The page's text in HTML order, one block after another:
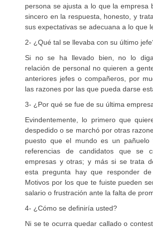
persona se ajusta a lo que la empresa
sincero en la respuesta, honesto, y
sus expectativas se adecuana a lo que
2- ¿Qué tal se llevaba con su último
Si no se ha llevado bien, no lo
relación de personal no quieren a
anteriores jefes o compañeros, por
las razones por las que pueda darse
3- ¿Por qué se fue de su última
Evindentemente, lo primero que
despedido o se marchó por otras
puesto que el mundo es un
referencias de candidatos que se
empresas y otras; y más si se trata
esta pregunta hay que responder
Motivos por los que te fuiste pueden
salario o frustración ante la falta de
4- ¿Cómo se definiría usted?
Ni se te ocurra quedar callado o